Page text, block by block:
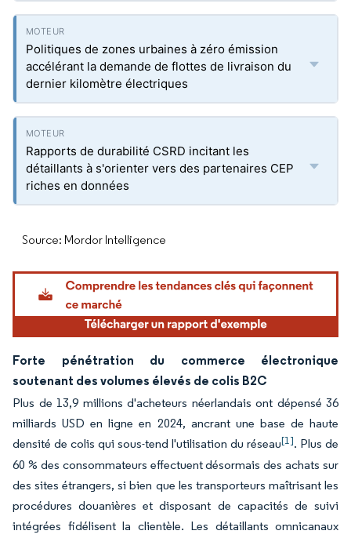
Politiques de zones urbaines à zéro émission
accélérant la demande de flottes de livraison du
dernier kilomètre électriques
Rapports de durabilité CSRD incitant les
détaillants à s'orienter vers des partenaires CEP
riches en données
Source: Mordor Intelligence
Forte pénétration du commerce électronique
soutenant des volumes élevés de colis B2C
Plus de 13,9 millions d'acheteurs néerlandais ont dépensé 36
milliards USD en ligne en 2024, ancrant une base de haute
densité de colis qui sous-tend l'utilisation du réseau[1]. Plus de
60 % des consommateurs effectuent désormais des achats sur
des sites étrangers, si bien que les transporteurs maîtrisant les
procédures douanières et disposant de capacités de suivi
intégrées fidélisent la clientèle. Les détaillants omnicanaux